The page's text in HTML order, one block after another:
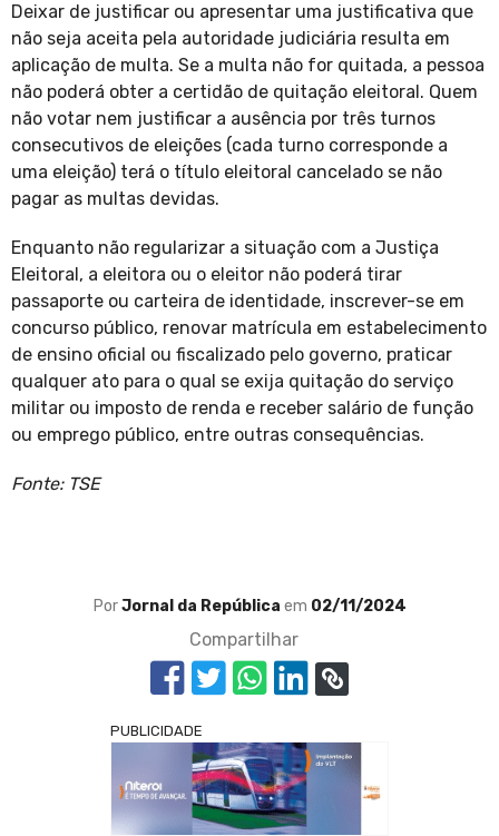
Deixar de justificar ou apresentar uma justificativa que
não seja aceita pela autoridade judiciária resulta em
aplicação de multa. Se a multa não for quitada, a pessoa
não poderá obter a certidão de quitação eleitoral. Quem
não votar nem justificar a ausência por três turnos
consecutivos de eleições (cada turno corresponde a
uma eleição) terá o título eleitoral cancelado se não
pagar as multas devidas.
Enquanto não regularizar a situação com a Justiça
Eleitoral, a eleitora ou o eleitor não poderá tirar
passaporte ou carteira de identidade, inscrever-se em
concurso público, renovar matrícula em estabelecimento
de ensino oficial ou fiscalizado pelo governo, praticar
qualquer ato para o qual se exija quitação do serviço
militar ou imposto de renda e receber salário de função
ou emprego público, entre outras consequências.
Fonte: TSE
PorJornal da República em 02/11/2024
Compartilhar
PUBLICIDADE